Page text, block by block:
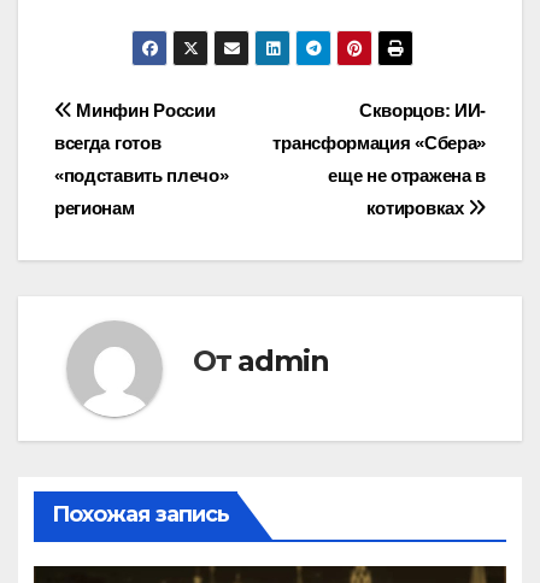
Навигация
по
записям
Скворцов: ИИ-
трансформация «Сбера»
еще не отражена в
котировках
Минфин России
всегда готов
«подставить плечо»
регионам
От admin
Похожая запись